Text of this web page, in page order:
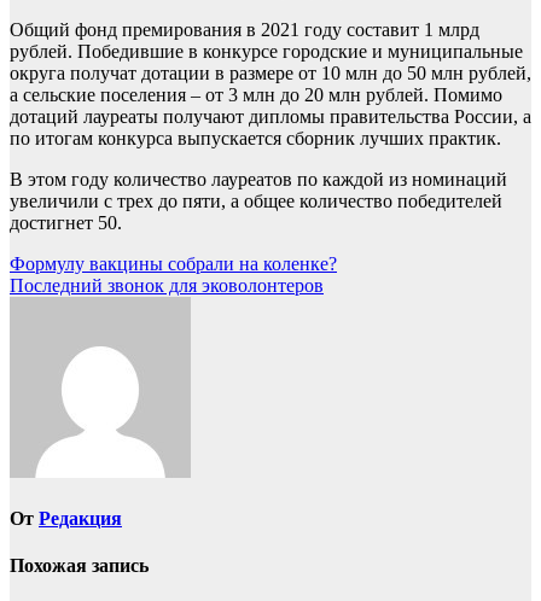
Общий фонд премирования в 2021 году составит 1 млрд
рублей. Победившие в конкурсе городские и муниципальные
округа получат дотации в размере от 10 млн до 50 млн рублей,
а сельские поселения – от 3 млн до 20 млн рублей. Помимо
дотаций лауреаты получают дипломы правительства России, а
по итогам конкурса выпускается сборник лучших практик.
В этом году количество лауреатов по каждой из номинаций
увеличили с трех до пяти, а общее количество победителей
достигнет 50.
Навигация
по
Формулу вакцины собрали на коленке?
Последний звонок для эковолонтеров
От Редакция
Похожая запись